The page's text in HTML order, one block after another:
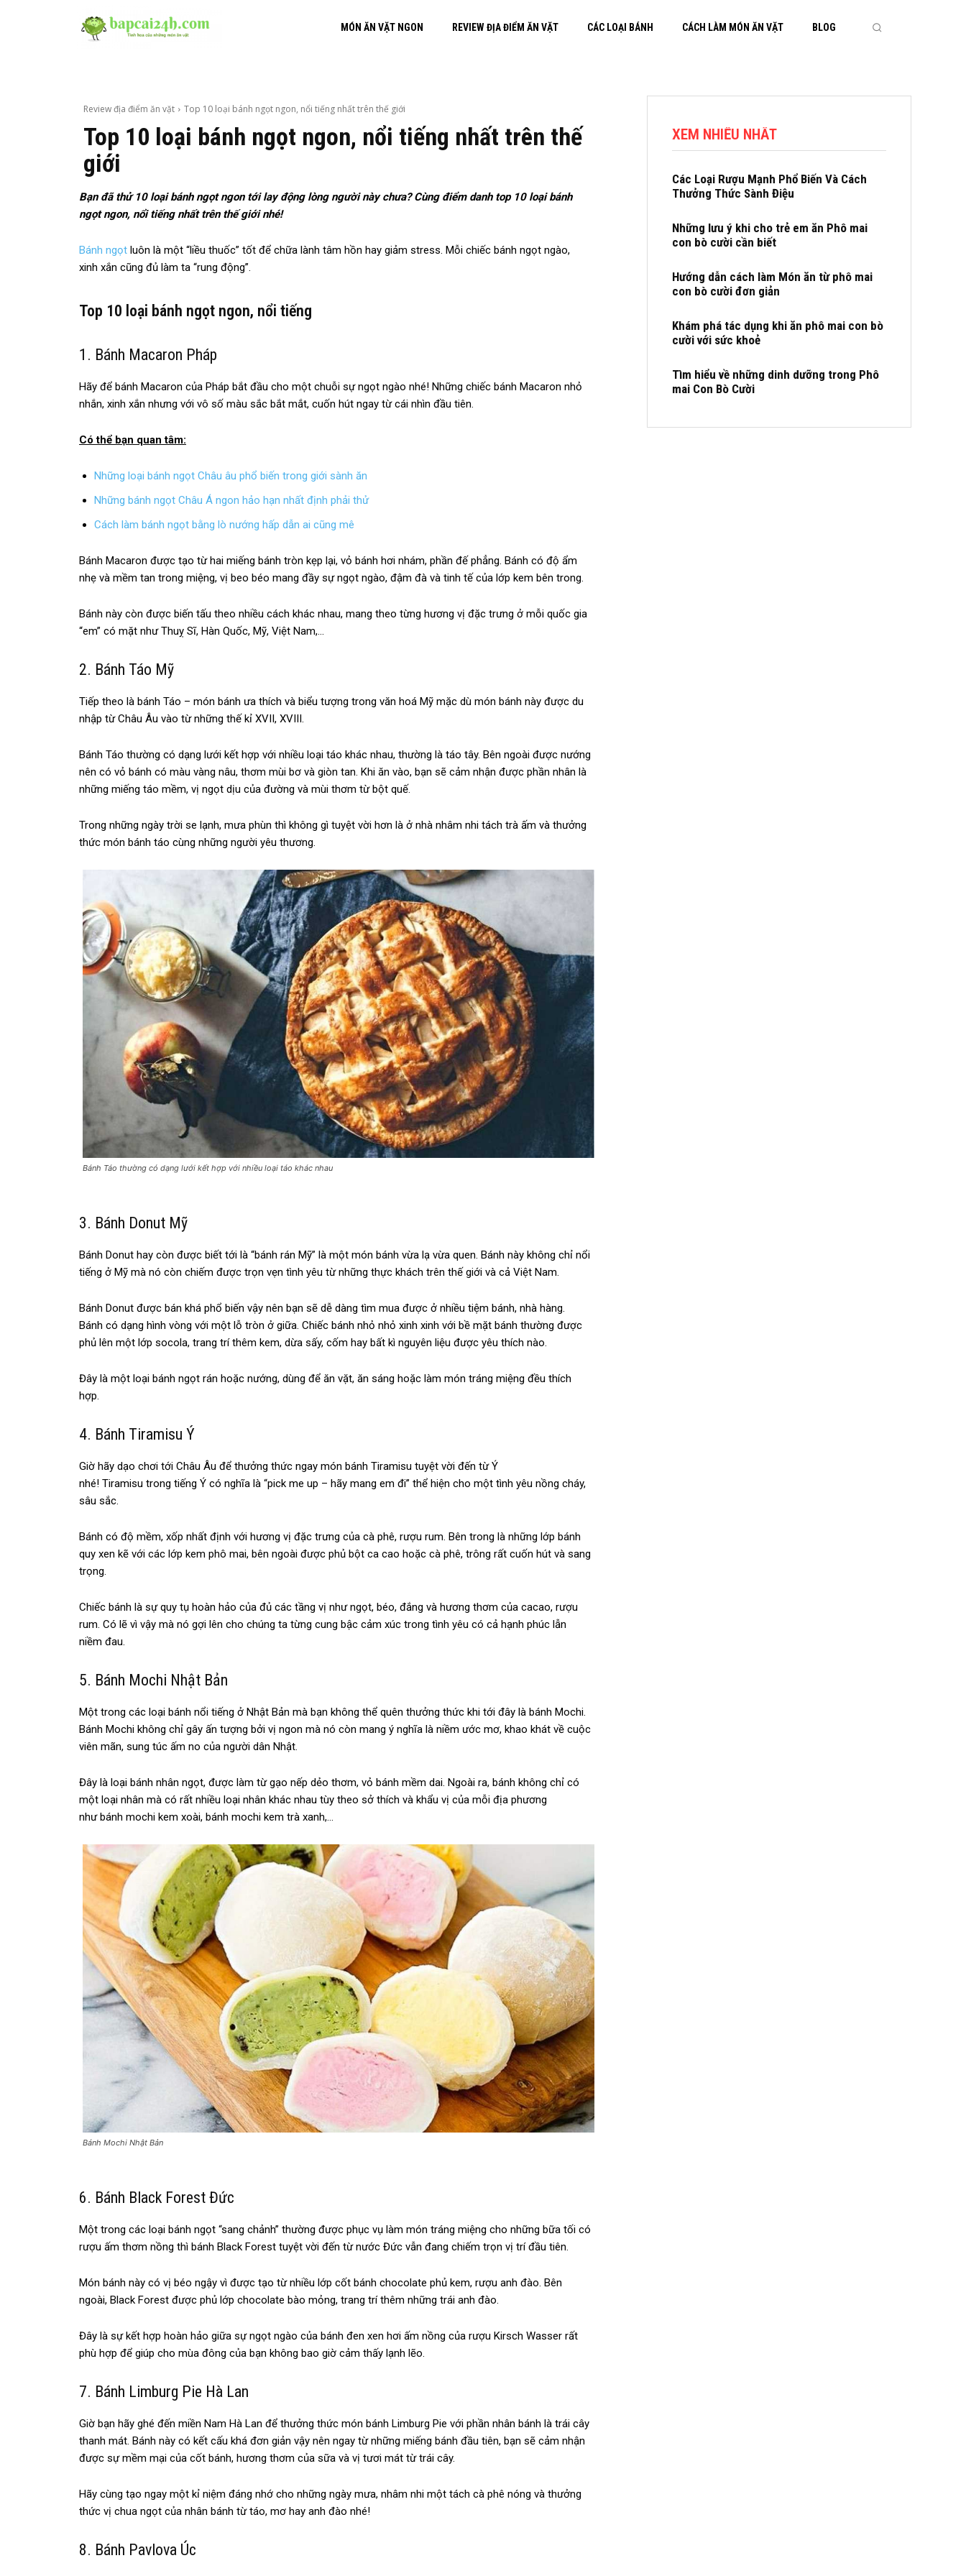
MÓN ĂN VẶT NGON REVIEW ĐỊA ĐIỂM ĂN VẶT CÁC LOẠI BÁNH CÁCH LÀM MÓN ĂN VẶT BLOG
Review địa điểm ăn vặt Top 10 loại bánh ngọt ngon, nổi tiếng nhất trên thế giới
Top 10 loại bánh ngọt ngon, nổi tiếng nhất trên thế
giới
Bạn đã thử 10 loại bánh ngọt ngon tới lay động lòng người này chưa? Cùng điểm danh top 10 loại bánh
ngọt ngon, nổi tiếng nhất trên thế giới nhé!
Bánh ngọt luôn là một “liều thuốc” tốt để chữa lành tâm hồn hay giảm stress. Mỗi chiếc bánh ngọt ngào,
xinh xắn cũng đủ làm ta “rung động”.
Top 10 loại bánh ngọt ngon, nổi tiếng
1. Bánh Macaron Pháp
Hãy để bánh Macaron của Pháp bắt đầu cho một chuỗi sự ngọt ngào nhé! Những chiếc bánh Macaron nhỏ
nhắn, xinh xắn nhưng với vô số màu sắc bắt mắt, cuốn hút ngay từ cái nhìn đầu tiên.
Có thể bạn quan tâm:
Những loại bánh ngọt Châu âu phổ biến trong giới sành ăn
Những bánh ngọt Châu Á ngon hảo hạn nhất định phải thử
Cách làm bánh ngọt bằng lò nướng hấp dẫn ai cũng mê
Bánh Macaron được tạo từ hai miếng bánh tròn kẹp lại, vỏ bánh hơi nhám, phần đế phẳng. Bánh có độ ẩm
nhẹ và mềm tan trong miệng, vị beo béo mang đầy sự ngọt ngào, đậm đà và tinh tế của lớp kem bên trong.
Bánh này còn được biến tấu theo nhiều cách khác nhau, mang theo từng hương vị đặc trưng ở mỗi quốc gia
“em” có mặt như Thuỵ Sĩ, Hàn Quốc, Mỹ, Việt Nam,…
2. Bánh Táo Mỹ
Tiếp theo là bánh Táo – món bánh ưa thích và biểu tượng trong văn hoá Mỹ mặc dù món bánh này được du
nhập từ Châu Âu vào từ những thế kỉ XVII, XVIII.
Bánh Táo thường có dạng lưới kết hợp với nhiều loại táo khác nhau, thường là táo tây. Bên ngoài được nướng
nên có vỏ bánh có màu vàng nâu, thơm mùi bơ và giòn tan. Khi ăn vào, bạn sẽ cảm nhận được phần nhân là
những miếng táo mềm, vị ngọt dịu của đường và mùi thơm từ bột quế.
Trong những ngày trời se lạnh, mưa phùn thì không gì tuyệt vời hơn là ở nhà nhâm nhi tách trà ấm và thưởng
thức món bánh táo cùng những người yêu thương.
Bánh Táo thường có dạng lưới kết hợp với nhiều loại táo khác nhau
3. Bánh Donut Mỹ
Bánh Donut hay còn được biết tới là “bánh rán Mỹ” là một món bánh vừa lạ vừa quen. Bánh này không chỉ nổi
tiếng ở Mỹ mà nó còn chiếm được trọn vẹn tình yêu từ những thực khách trên thế giới và cả Việt Nam.
Bánh Donut được bán khá phổ biến vậy nên bạn sẽ dễ dàng tìm mua được ở nhiều tiệm bánh, nhà hàng.
Bánh có dạng hình vòng với một lỗ tròn ở giữa. Chiếc bánh nhỏ nhỏ xinh xinh với bề mặt bánh thường được
phủ lên một lớp socola, trang trí thêm kem, dừa sấy, cốm hay bất kì nguyên liệu được yêu thích nào.
Đây là một loại bánh ngọt rán hoặc nướng, dùng để ăn vặt, ăn sáng hoặc làm món tráng miệng đều thích
hợp.
4. Bánh Tiramisu Ý
Giờ hãy dạo chơi tới Châu Âu để thưởng thức ngay món bánh Tiramisu tuyệt vời đến từ Ý
nhé! Tiramisu trong tiếng Ý có nghĩa là “pick me up – hãy mang em đi” thể hiện cho một tình yêu nồng cháy,
sâu sắc.
Bánh có độ mềm, xốp nhất định với hương vị đặc trưng của cà phê, rượu rum. Bên trong là những lớp bánh
quy xen kẽ với các lớp kem phô mai, bên ngoài được phủ bột ca cao hoặc cà phê, trông rất cuốn hút và sang
trọng.
Chiếc bánh là sự quy tụ hoàn hảo của đủ các tầng vị như ngọt, béo, đắng và hương thơm của cacao, rượu
rum. Có lẽ vì vậy mà nó gợi lên cho chúng ta từng cung bậc cảm xúc trong tình yêu có cả hạnh phúc lẫn
niềm đau.
5. Bánh Mochi Nhật Bản
Một trong các loại bánh nổi tiếng ở Nhật Bản mà bạn không thể quên thưởng thức khi tới đây là bánh Mochi.
Bánh Mochi không chỉ gây ấn tượng bởi vị ngon mà nó còn mang ý nghĩa là niềm ước mơ, khao khát về cuộc
viên mãn, sung túc ấm no của người dân Nhật.
Đây là loại bánh nhân ngọt, được làm từ gạo nếp dẻo thơm, vỏ bánh mềm dai. Ngoài ra, bánh không chỉ có
một loại nhân mà có rất nhiều loại nhân khác nhau tùy theo sở thích và khẩu vị của mỗi địa phương
như bánh mochi kem xoài, bánh mochi kem trà xanh,…
Bánh Mochi Nhật Bản
6. Bánh Black Forest Đức
Một trong các loại bánh ngọt “sang chảnh” thường được phục vụ làm món tráng miệng cho những bữa tối có
rượu ấm thơm nồng thì bánh Black Forest tuyệt vời đến từ nước Đức vẫn đang chiếm trọn vị trí đầu tiên.
Món bánh này có vị béo ngậy vì được tạo từ nhiều lớp cốt bánh chocolate phủ kem, rượu anh đào. Bên
ngoài, Black Forest được phủ lớp chocolate bào mỏng, trang trí thêm những trái anh đào.
Đây là sự kết hợp hoàn hảo giữa sự ngọt ngào của bánh đen xen hơi ấm nồng của rượu Kirsch Wasser rất
phù hợp để giúp cho mùa đông của bạn không bao giờ cảm thấy lạnh lẽo.
7. Bánh Limburg Pie Hà Lan
Giờ bạn hãy ghé đến miền Nam Hà Lan để thưởng thức món bánh Limburg Pie với phần nhân bánh là trái cây
thanh mát. Bánh này có kết cấu khá đơn giản vậy nên ngay từ những miếng bánh đầu tiên, bạn sẽ cảm nhận
được sự mềm mại của cốt bánh, hương thơm của sữa và vị tươi mát từ trái cây.
Hãy cùng tạo ngay một kỉ niệm đáng nhớ cho những ngày mưa, nhâm nhi một tách cà phê nóng và thưởng
thức vị chua ngọt của nhân bánh từ táo, mơ hay anh đào nhé!
8. Bánh Pavlova Úc
XEM NHIỀU NHẤT
Các Loại Rượu Mạnh Phổ Biến Và Cách
Thưởng Thức Sành Điệu
Những lưu ý khi cho trẻ em ăn Phô mai
con bò cười cần biết
Hướng dẫn cách làm Món ăn từ phô mai
con bò cười đơn giản
Khám phá tác dụng khi ăn phô mai con bò
cười với sức khoẻ
Tìm hiểu về những dinh dưỡng trong Phô
mai Con Bò Cười